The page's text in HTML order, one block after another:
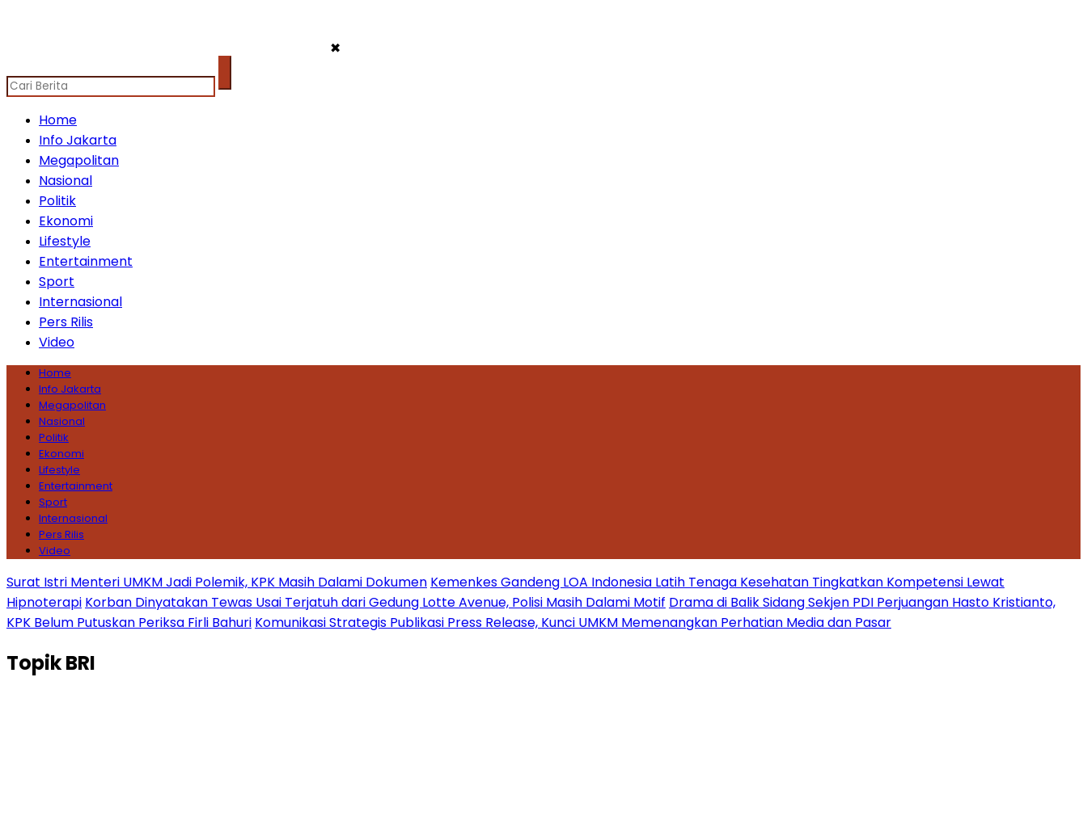
✖
Home
Info Jakarta
Megapolitan
Nasional
Politik
Ekonomi
Lifestyle
Entertainment
Sport
Internasional
Pers Rilis
Video
Home
Info Jakarta
Megapolitan
Nasional
Politik
Ekonomi
Lifestyle
Entertainment
Sport
Internasional
Pers Rilis
Video
Surat Istri Menteri UMKM Jadi Polemik, KPK Masih Dalami Dokumen Kemenkes Gandeng LOA Indonesia Latih Tenaga Kesehatan Tingkatkan Kompetensi Lewat
Hipnoterapi Korban Dinyatakan Tewas Usai Terjatuh dari Gedung Lotte Avenue, Polisi Masih Dalami Motif Drama di Balik Sidang Sekjen PDI Perjuangan Hasto Kristianto,
KPK Belum Putuskan Periksa Firli Bahuri Komunikasi Strategis Publikasi Press Release, Kunci UMKM Memenangkan Perhatian Media dan Pasar
TopikBRI